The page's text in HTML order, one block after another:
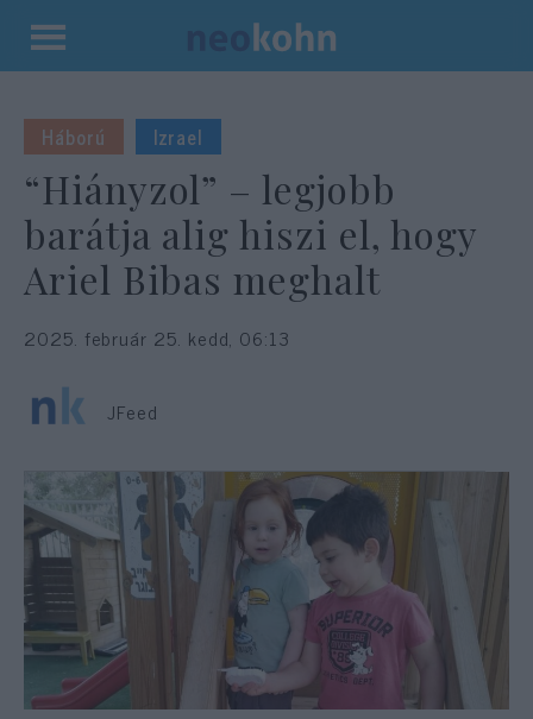
Kilépés
tartalomba
Háború Izrael
“Hiányzol” – legjobb
barátja alig hiszi el, hogy
Ariel Bibas meghalt
2025. február 25. kedd, 06:13
JFeed